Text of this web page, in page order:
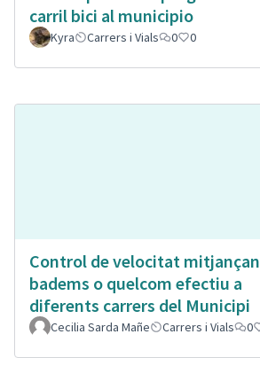
carril bici al municipio
Kyra Carrers i Vials 0 0
Control de velocitat mitjançan
badems o quelcom efectiu a
diferents carrers del Municipi
Cecilia Sarda Mañe Carrers i Vials 0